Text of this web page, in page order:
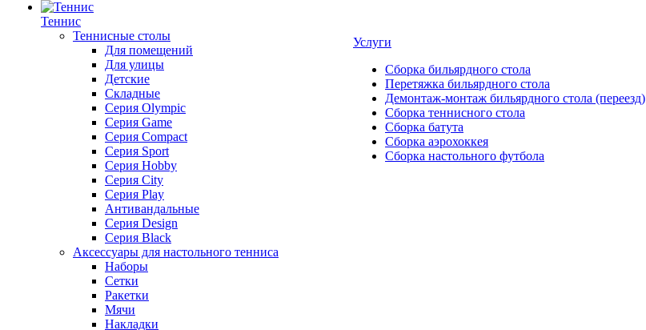
Теннис
Теннисные столы
Для помещений
Для улицы
Детские
Складные
Серия Olympic
Серия Game
Серия Compact
Серия Sport
Серия Hobby
Серия City
Серия Play
Антивандальные
Серия Design
Серия Black
Аксессуары для настольного тенниса
Наборы
Сетки
Ракетки
Мячи
Накладки
Услуги
Сборка бильярдного стола
Перетяжка бильярдного стола
Демонтаж-монтаж бильярдного стола (переезд)
Сборка теннисного стола
Сборка батута
Сборка аэрохоккея
Сборка настольного футбола